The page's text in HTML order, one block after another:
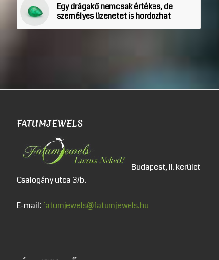
Egy drágakő nemcsak értékes, de
személyes üzenetet is hordozhat
FATUMJEWELS
Budapest, II. kerület
Csalogány utca 3/b.
E-mail: fatumjewels@fatumjewels.hu